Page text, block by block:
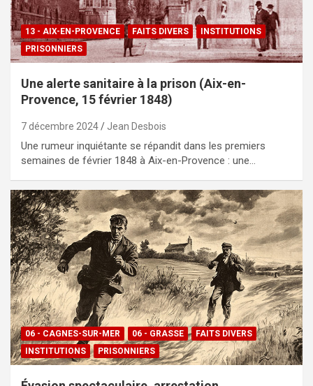
13 - AIX-EN-PROVENCE FAITS DIVERS
INSTITUTIONS
PRISONNIERS
Une alerte sanitaire à la prison (Aix-en-
Provence, 15 février 1848)
7 décembre 2024 Jean Desbois
Une rumeur inquiétante se répandit dans les premiers
semaines de février 1848 à Aix-en-Provence : une…
06 - CAGNES-SUR-MER 06 - GRASSE
FAITS DIVERS
INSTITUTIONS
PRISONNIERS